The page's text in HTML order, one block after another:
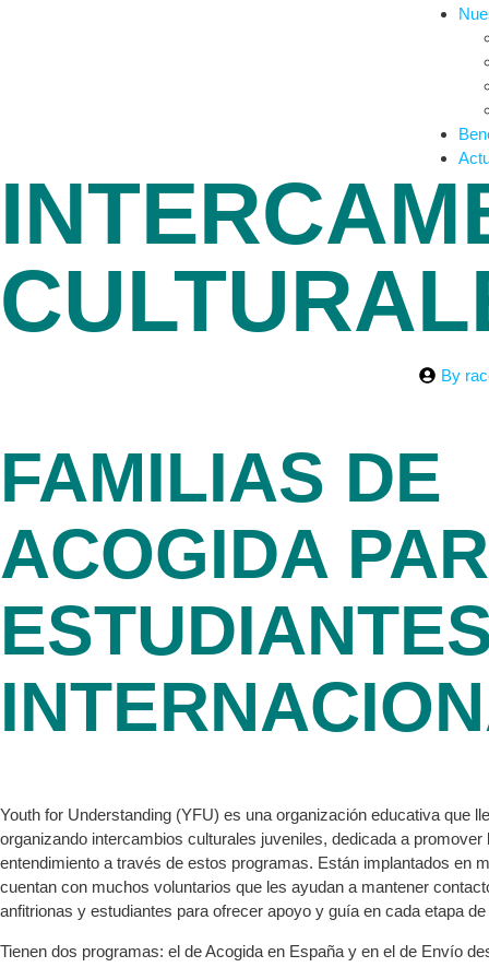
By
FAMILIAS DE
ACOGIDA
Youth for Understanding (YFU) es una organización educativa que
organizando intercambios culturales juveniles, dedicada a promover
entendimiento a través de estos programas. Están implantados en
cuentan con muchos voluntarios que les ayudan a mantener
anfitrionas y estudiantes para ofrecer apoyo y guía en cada etapa
Tienen dos programas: el de Acogida en España y en el de Envío